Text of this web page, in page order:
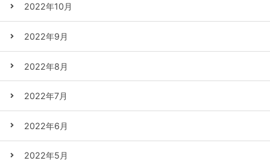
2022年10月
2022年9月
2022年8月
2022年7月
2022年6月
2022年5月